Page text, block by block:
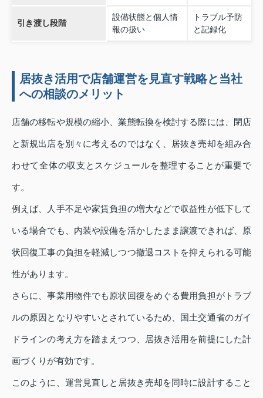
引き渡し段階
設備状態と個人情
報の扱い
トラブル予防
と記録化
居抜き活用で店舗運営を見直す戦略と当社
への相談のメリット
店舗の移転や規模の縮小、業態転換を検討する際には、閉店
と新規出店を別々に考えるのではなく、居抜き売却を組み合
わせて全体の収支とスケジュールを整理することが重要で
す。
例えば、人手不足や家賃負担の増大などで収益性が低下して
いる場合でも、内装や設備を活かしたまま譲渡できれば、原
状回復工事の負担を軽減しつつ撤退コストを抑えられる可能
性があります。
さらに、事業用物件でも原状回復をめぐる費用負担がトラブ
ルの原因となりやすいとされているため、国土交通省のガイ
ドラインの考え方を踏まえつつ、居抜き活用を前提にした計
画づくりが有効です。
このように、運営見直しと居抜き売却を同時に設計すること